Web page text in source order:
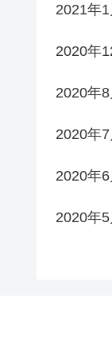
2021年1
2020年
2020年8
2020年7
2020年6
2020年5